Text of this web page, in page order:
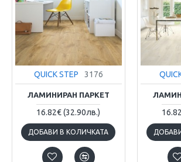
QUICK STEP 3176
ЛАМИНИРАН ПАРКЕТ
16.82€(32.90лв.)
ДОБАВИ В КОЛИЧКАТА